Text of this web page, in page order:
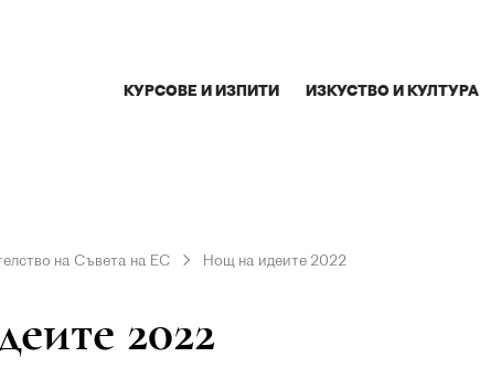
КУРСОВЕ И ИЗПИТИ ИЗКУСТВО И КУЛТУРА
на Съвета на ЕС Нощ на идеите 2022
2022